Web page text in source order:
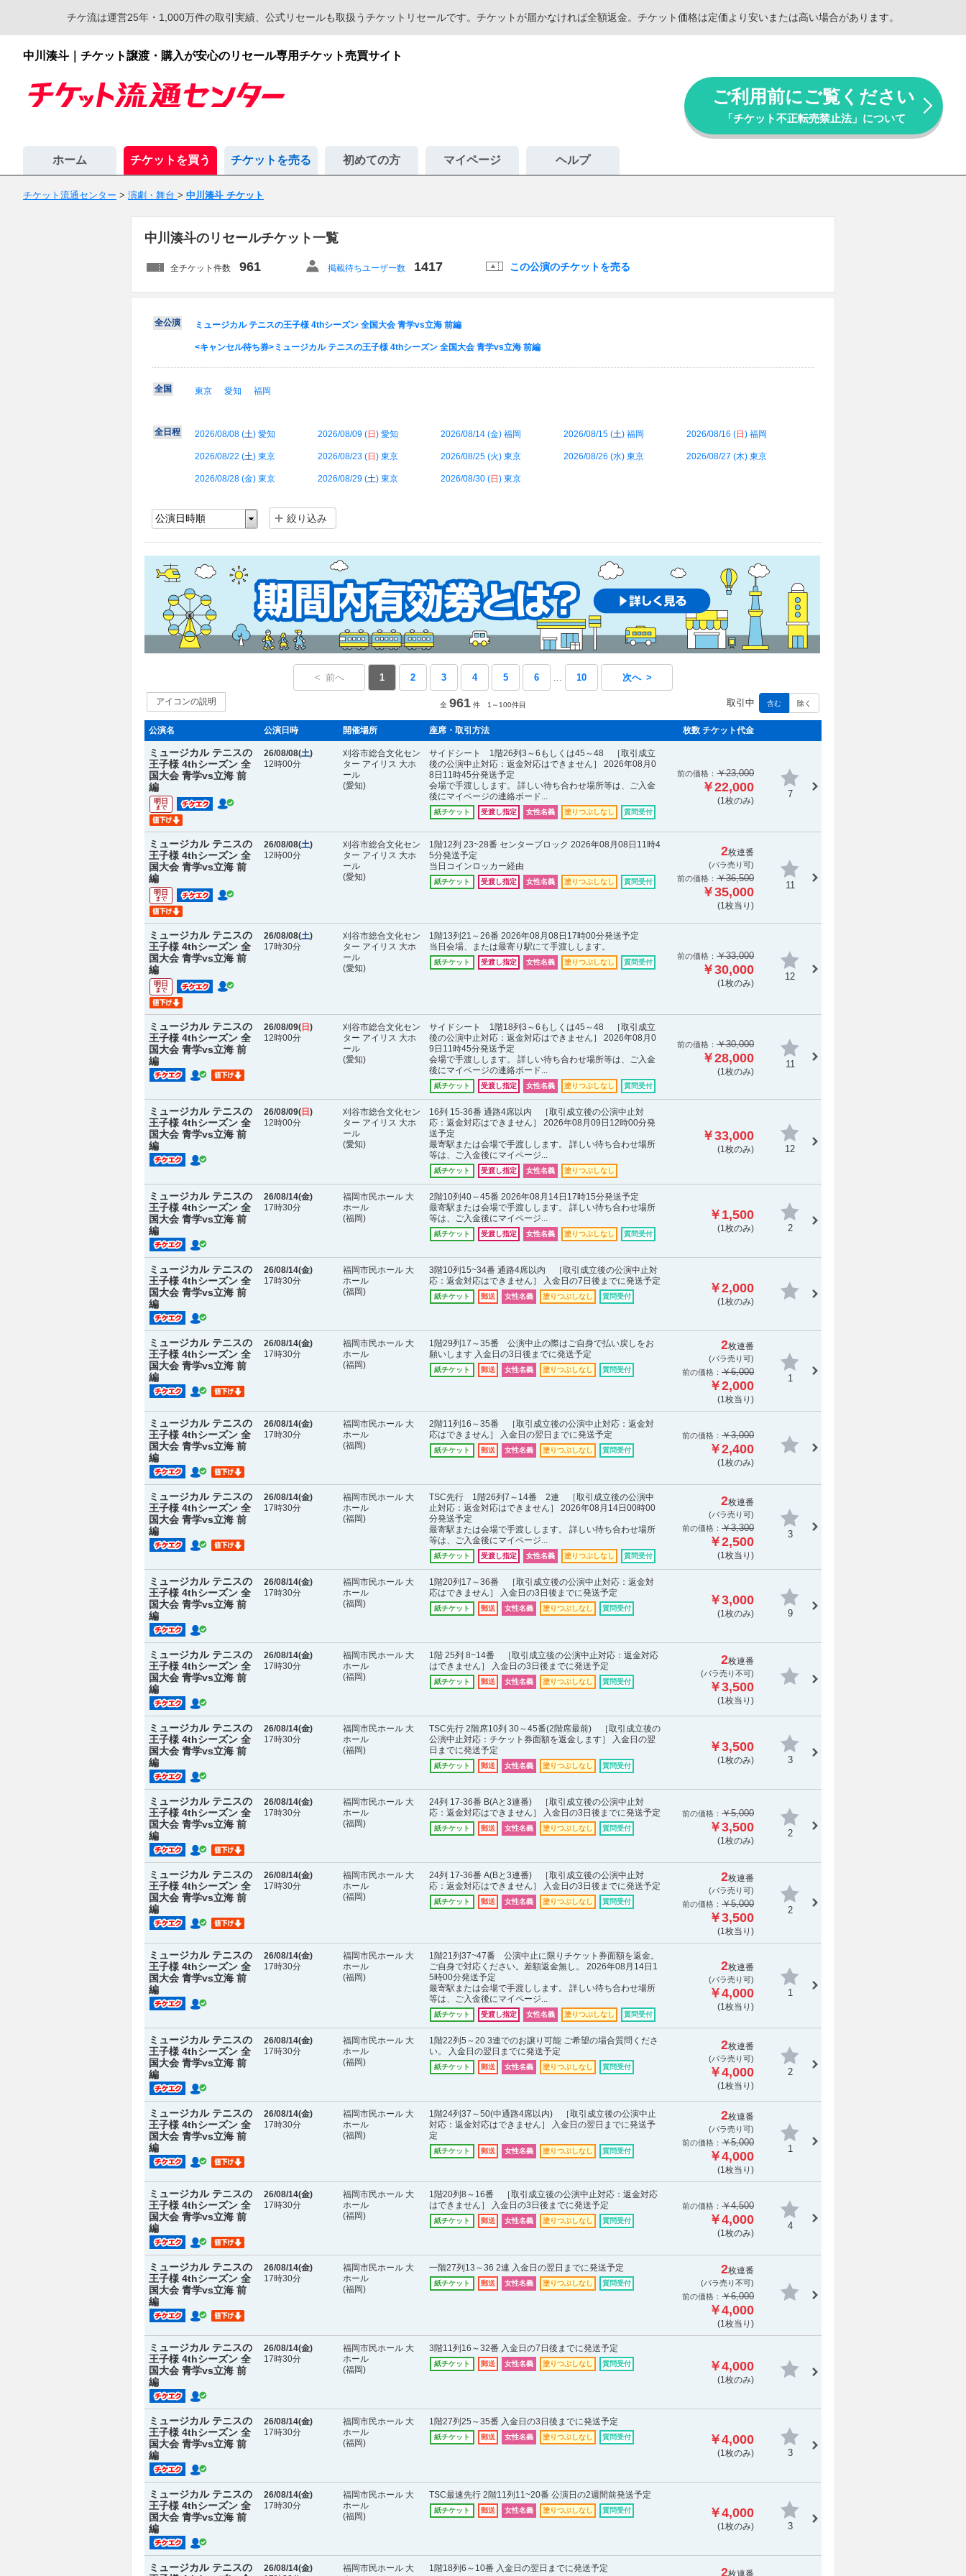
チケ流は運営25年・1,000万件の取引実績、公式リセールも取扱うチケットリセールです。チケットが届かなければ全額返金。チケット価格は定価より安いまたは高い場合があります。
中川湊斗｜チケット譲渡・購入が安心のリセール専用チケット売買サイト
ご利用前にご覧ください
「チケット不正転売禁止法」について
ホーム チケットを買う チケットを売る 初めての方 マイページ ヘルプ
チケット流通センター > 演劇・舞台 > 中川湊斗 チケット
中川湊斗のリセールチケット一覧
全チケット件数 961 掲載待ちユーザー数 1417 この公演のチケットを売る
全公演 ミュージカル テニスの王子様 4thシーズン 全国大会 青学vs立海 前編
<キャンセル待ち券>ミュージカル テニスの王子様 4thシーズン 全国大会 青学vs立海 前編
全国 東京 愛知 福岡
全日程 2026/08/08 (土) 愛知 2026/08/09 (日 ) 愛知 2026/08/14 (金) 福岡 2026/08/15 (土) 福岡 2026/08/16 (日 ) 福岡
2026/08/22 (土) 東京 2026/08/23 (日 ) 東京 2026/08/25 (火) 東京 2026/08/26 (水) 東京 2026/08/27 (木) 東京
2026/08/28 (金) 東京 2026/08/29 (土) 東京 2026/08/30 (日 ) 東京
絞り込み
アイコンの説明 取引中 含む 除く
< 前へ 1 2 3 4 5 6 ... 10 次へ >
全 961 件 1～100件目
公演名 公演日時 開催場所 座席・取引方法 枚数 チケット代金
ミュージカル テニスの
王子様 4thシーズン 全
国大会 青学vs立海 前
編
明日
まで
26/08/08(土)
12時00分
刈谷市総合文化セン
ター アイリス 大ホ
ール
(愛知)
サイドシート 1階26列3～6もしくは45～48 ［取引成立
後の公演中止対応：返金対応はできません］ 2026年08月0
8日11時45分発送予定
会場で手渡しします。 詳しい待ち合わせ場所等は、ご入金
後にマイページの連絡ボード...
紙チケット 受渡し指定 女性名義 塗りつぶしなし 質問受付
前の価格： ￥23,000
￥22,000
(1枚のみ)
7
ミュージカル テニスの
王子様 4thシーズン 全
国大会 青学vs立海 前
編
明日
まで
26/08/08(土)
12時00分
刈谷市総合文化セン
ター アイリス 大ホ
ール
(愛知)
1階12列 23~28番 センターブロック 2026年08月08日11時4
5分発送予定
当日コインロッカー経由
紙チケット 受渡し指定 女性名義 塗りつぶしなし 質問受付
2枚連番
(バラ売り可)
前の価格： ￥36,500
￥35,000
(1枚当り)
11
ミュージカル テニスの
王子様 4thシーズン 全
国大会 青学vs立海 前
編
明日
まで
26/08/08(土)
17時30分
刈谷市総合文化セン
ター アイリス 大ホ
ール
(愛知)
1階13列21～26番 2026年08月08日17時00分発送予定
当日会場、または最寄り駅にて手渡しします。
紙チケット 受渡し指定 女性名義 塗りつぶしなし 質問受付
前の価格： ￥33,000
￥30,000
(1枚のみ)
12
ミュージカル テニスの
王子様 4thシーズン 全
国大会 青学vs立海 前
編
26/08/09( 日 )
12時00分
刈谷市総合文化セン
ター アイリス 大ホ
ール
(愛知)
サイドシート 1階18列3～6もしくは45～48 ［取引成立
後の公演中止対応：返金対応はできません］ 2026年08月0
9日11時45分発送予定
会場で手渡しします。 詳しい待ち合わせ場所等は、ご入金
後にマイページの連絡ボード...
紙チケット 受渡し指定 女性名義 塗りつぶしなし 質問受付
前の価格： ￥30,000
￥28,000
(1枚のみ)
11
ミュージカル テニスの
王子様 4thシーズン 全
国大会 青学vs立海 前
編
26/08/09( 日 )
12時00分
刈谷市総合文化セン
ター アイリス 大ホ
ール
(愛知)
16列 15-36番 通路4席以内 ［取引成立後の公演中止対
応：返金対応はできません］ 2026年08月09日12時00分発
送予定
最寄駅または会場で手渡しします。 詳しい待ち合わせ場所
等は、ご入金後にマイページ...
紙チケット 受渡し指定 女性名義 塗りつぶしなし
￥33,000
(1枚のみ) 12
ミュージカル テニスの
王子様 4thシーズン 全
国大会 青学vs立海 前
編
26/08/14(金)
17時30分
福岡市民ホール 大
ホール
(福岡)
2階10列40～45番 2026年08月14日17時15分発送予定
最寄駅または会場で手渡しします。 詳しい待ち合わせ場所
等は、ご入金後にマイページ...
紙チケット 受渡し指定 女性名義 塗りつぶしなし 質問受付
￥1,500
(1枚のみ) 2
ミュージカル テニスの
王子様 4thシーズン 全
国大会 青学vs立海 前
編
26/08/14(金)
17時30分
福岡市民ホール 大
ホール
(福岡)
3階10列15~34番 通路4席以内 ［取引成立後の公演中止対
応：返金対応はできません］ 入金日の7日後までに発送予定
紙チケット 郵送 女性名義 塗りつぶしなし 質問受付
￥2,000
(1枚のみ)
ミュージカル テニスの
王子様 4thシーズン 全
国大会 青学vs立海 前
編
26/08/14(金)
17時30分
福岡市民ホール 大
ホール
(福岡)
1階29列17～35番 公演中止の際はご自身で払い戻しをお
願いします 入金日の3日後までに発送予定
紙チケット 郵送 女性名義 塗りつぶしなし 質問受付
2枚連番
(バラ売り可)
前の価格： ￥6,000
￥2,000
(1枚当り)
1
ミュージカル テニスの
王子様 4thシーズン 全
国大会 青学vs立海 前
編
26/08/14(金)
17時30分
福岡市民ホール 大
ホール
(福岡)
2階11列16～35番 ［取引成立後の公演中止対応：返金対
応はできません］ 入金日の翌日までに発送予定
紙チケット 郵送 女性名義 塗りつぶしなし 質問受付
前の価格： ￥3,000
￥2,400
(1枚のみ)
ミュージカル テニスの
王子様 4thシーズン 全
国大会 青学vs立海 前
編
26/08/14(金)
17時30分
福岡市民ホール 大
ホール
(福岡)
TSC先行 1階26列7～14番 2連 ［取引成立後の公演中
止対応：返金対応はできません］ 2026年08月14日00時00
分発送予定
最寄駅または会場で手渡しします。 詳しい待ち合わせ場所
等は、ご入金後にマイページ...
紙チケット 受渡し指定 女性名義 塗りつぶしなし 質問受付
2枚連番
(バラ売り可)
前の価格： ￥3,300
￥2,500
(1枚当り)
3
ミュージカル テニスの
王子様 4thシーズン 全
国大会 青学vs立海 前
編
26/08/14(金)
17時30分
福岡市民ホール 大
ホール
(福岡)
1階20列17～36番 ［取引成立後の公演中止対応：返金対
応はできません］ 入金日の3日後までに発送予定
紙チケット 郵送 女性名義 塗りつぶしなし 質問受付
￥3,000
(1枚のみ) 9
ミュージカル テニスの
王子様 4thシーズン 全
国大会 青学vs立海 前
編
26/08/14(金)
17時30分
福岡市民ホール 大
ホール
(福岡)
1階 25列 8~14番 ［取引成立後の公演中止対応：返金対応
はできません］ 入金日の3日後までに発送予定
紙チケット 郵送 女性名義 塗りつぶしなし 質問受付
2枚連番
(バラ売り不可)
￥3,500
(1枚当り)
ミュージカル テニスの
王子様 4thシーズン 全
国大会 青学vs立海 前
編
26/08/14(金)
17時30分
福岡市民ホール 大
ホール
(福岡)
TSC先行 2階席10列 30～45番(2階席最前) ［取引成立後の
公演中止対応：チケット券面額を返金します］ 入金日の翌
日までに発送予定
紙チケット 郵送 女性名義 塗りつぶしなし 質問受付
￥3,500
(1枚のみ) 3
ミュージカル テニスの
王子様 4thシーズン 全
国大会 青学vs立海 前
編
26/08/14(金)
17時30分
福岡市民ホール 大
ホール
(福岡)
24列 17-36番 B(Aと3連番) ［取引成立後の公演中止対
応：返金対応はできません］ 入金日の3日後までに発送予定
紙チケット 郵送 女性名義 塗りつぶしなし 質問受付
前の価格： ￥5,000
￥3,500
(1枚のみ)
2
ミュージカル テニスの
王子様 4thシーズン 全
国大会 青学vs立海 前
編
26/08/14(金)
17時30分
福岡市民ホール 大
ホール
(福岡)
24列 17-36番 A(Bと3連番) ［取引成立後の公演中止対
応：返金対応はできません］ 入金日の3日後までに発送予定
紙チケット 郵送 女性名義 塗りつぶしなし 質問受付
2枚連番
(バラ売り可)
前の価格： ￥5,000
￥3,500
(1枚当り)
2
ミュージカル テニスの
王子様 4thシーズン 全
国大会 青学vs立海 前
編
26/08/14(金)
17時30分
福岡市民ホール 大
ホール
(福岡)
1階21列37~47番 公演中止に限りチケット券面額を返金。
ご自身で対応ください。差額返金無し。 2026年08月14日1
5時00分発送予定
最寄駅または会場で手渡しします。 詳しい待ち合わせ場所
等は、ご入金後にマイページ...
紙チケット 受渡し指定 女性名義 塗りつぶしなし 質問受付
2枚連番
(バラ売り可)
￥4,000
(1枚当り)
1
ミュージカル テニスの
王子様 4thシーズン 全
国大会 青学vs立海 前
編
26/08/14(金)
17時30分
福岡市民ホール 大
ホール
(福岡)
1階22列5～20 3連でのお譲り可能 ご希望の場合質問くださ
い。 入金日の翌日までに発送予定
紙チケット 郵送 女性名義 塗りつぶしなし 質問受付
2枚連番
(バラ売り可)
￥4,000
(1枚当り)
2
ミュージカル テニスの
王子様 4thシーズン 全
国大会 青学vs立海 前
編
26/08/14(金)
17時30分
福岡市民ホール 大
ホール
(福岡)
1階24列37～50(中通路4席以内) ［取引成立後の公演中止
対応：返金対応はできません］ 入金日の翌日までに発送予
定
紙チケット 郵送 女性名義 塗りつぶしなし 質問受付
2枚連番
(バラ売り可)
前の価格： ￥5,000
￥4,000
(1枚当り)
1
ミュージカル テニスの
王子様 4thシーズン 全
国大会 青学vs立海 前
編
26/08/14(金)
17時30分
福岡市民ホール 大
ホール
(福岡)
1階20列8～16番 ［取引成立後の公演中止対応：返金対応
はできません］ 入金日の3日後までに発送予定
紙チケット 郵送 女性名義 塗りつぶしなし 質問受付
前の価格： ￥4,500
￥4,000
(1枚のみ)
4
ミュージカル テニスの
王子様 4thシーズン 全
国大会 青学vs立海 前
編
26/08/14(金)
17時30分
福岡市民ホール 大
ホール
(福岡)
一階27列13～36 2連 入金日の翌日までに発送予定
紙チケット 郵送 女性名義 塗りつぶしなし 質問受付
2枚連番
(バラ売り不可)
前の価格： ￥6,000
￥4,000
(1枚当り)
ミュージカル テニスの
王子様 4thシーズン 全
国大会 青学vs立海 前
編
26/08/14(金)
17時30分
福岡市民ホール 大
ホール
(福岡)
3階11列16～32番 入金日の7日後までに発送予定
紙チケット 郵送 女性名義 塗りつぶしなし 質問受付 ￥4,000
(1枚のみ)
ミュージカル テニスの
王子様 4thシーズン 全
国大会 青学vs立海 前
編
26/08/14(金)
17時30分
福岡市民ホール 大
ホール
(福岡)
1階27列25～35番 入金日の3日後までに発送予定
紙チケット 郵送 女性名義 塗りつぶしなし 質問受付 ￥4,000
(1枚のみ) 3
ミュージカル テニスの
王子様 4thシーズン 全
国大会 青学vs立海 前
編
26/08/14(金)
17時30分
福岡市民ホール 大
ホール
(福岡)
TSC最速先行 2階11列11~20番 公演日の2週間前発送予定
紙チケット 郵送 女性名義 塗りつぶしなし 質問受付 ￥4,000
(1枚のみ) 3
ミュージカル テニスの
26/08/14(金)
福岡市民ホール 大
1階18列6～10番 入金日の翌日までに発送予定 2枚連番